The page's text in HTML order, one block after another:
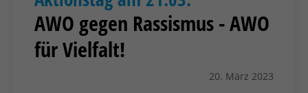
AWO gegen Rassismus - AWO
für Vielfalt!
20. März 2023